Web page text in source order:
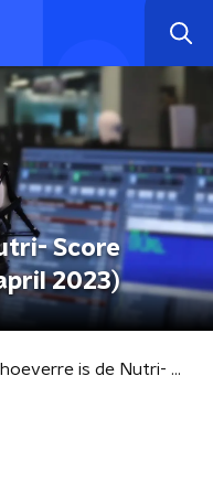
Score
2023)
In hoeverre is de Nutri- Score betrouwbaar? (26 april 2023)